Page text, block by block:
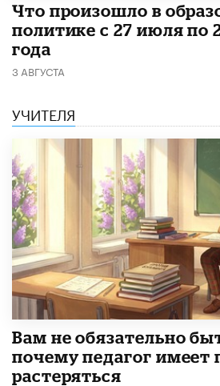
​Что произошло в
политике с 27 июля по
года
3 АВГУСТА
УЧИТЕЛЯ
​Вам не обязательно
почему педагог имеет
растеряться